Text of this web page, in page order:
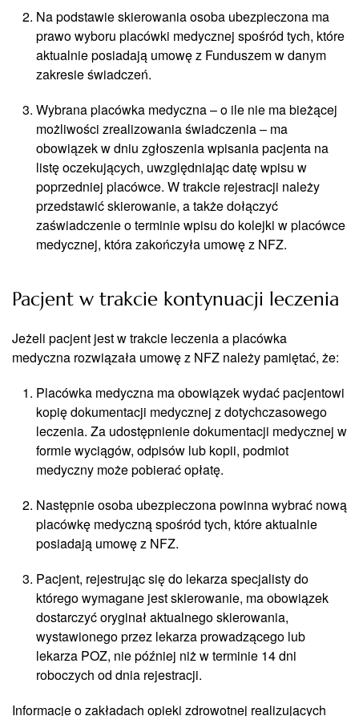
Na podstawie skierowania osoba ubezpieczona ma
prawo wyboru placówki medycznej spośród tych, które
aktualnie posiadają umowę z Funduszem w danym
zakresie świadczeń.
Wybrana placówka medyczna – o ile nie ma bieżącej
możliwości zrealizowania świadczenia – ma
obowiązek w dniu zgłoszenia wpisania pacjenta na
listę oczekujących, uwzględniając datę wpisu w
poprzedniej placówce. W trakcie rejestracji należy
przedstawić skierowanie, a także dołączyć
zaświadczenie o terminie wpisu do kolejki w placówce
medycznej, która zakończyła umowę z NFZ.
Pacjent w trakcie kontynuacji leczenia
Jeżeli pacjent jest w trakcie leczenia a placówka
medyczna rozwiązała umowę z NFZ należy pamiętać, że:
Placówka medyczna ma obowiązek wydać pacjentowi
kopię dokumentacji medycznej z dotychczasowego
leczenia. Za udostępnienie dokumentacji medycznej w
formie wyciągów, odpisów lub kopii, podmiot
medyczny może pobierać opłatę.
Następnie osoba ubezpieczona powinna wybrać nową
placówkę medyczną spośród tych, które aktualnie
posiadają umowę z NFZ.
Pacjent, rejestrując się do lekarza specjalisty do
którego wymagane jest skierowanie, ma obowiązek
dostarczyć oryginał aktualnego skierowania,
wystawionego przez lekarza prowadzącego lub
lekarza POZ, nie później niż w terminie 14 dni
roboczych od dnia rejestracji.
Informacje o zakładach opieki zdrowotnej realizujących